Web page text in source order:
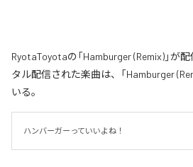
RyotaToyotaの「Hamburger (Remix)」が
タル配信された楽曲は、「Hamburger
いる。
ハンバーガーっていいよね！